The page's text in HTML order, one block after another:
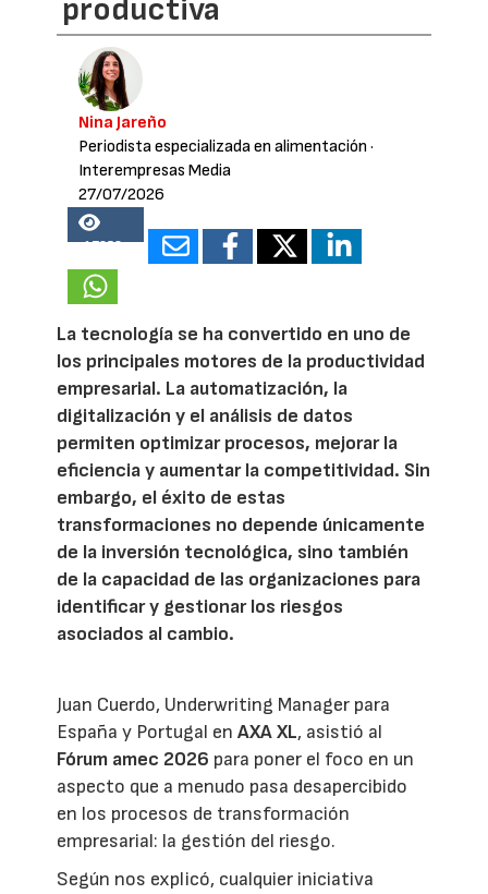
productiva
Nina Jareño
Periodista especializada en alimentación ·
Interempresas Media
27/07/2026
17258
La tecnología se ha convertido en uno de
los principales motores de la productividad
empresarial. La automatización, la
digitalización y el análisis de datos
permiten optimizar procesos, mejorar la
eficiencia y aumentar la competitividad. Sin
embargo, el éxito de estas
transformaciones no depende únicamente
de la inversión tecnológica, sino también
de la capacidad de las organizaciones para
identificar y gestionar los riesgos
asociados al cambio.
Juan Cuerdo, Underwriting Manager para
España y Portugal enAXA XL, asistió al
Fórum amec 2026 para poner el foco en un
aspecto que a menudo pasa desapercibido
en los procesos de transformación
empresarial: la gestión del riesgo.
Según nos explicó, cualquier iniciativa